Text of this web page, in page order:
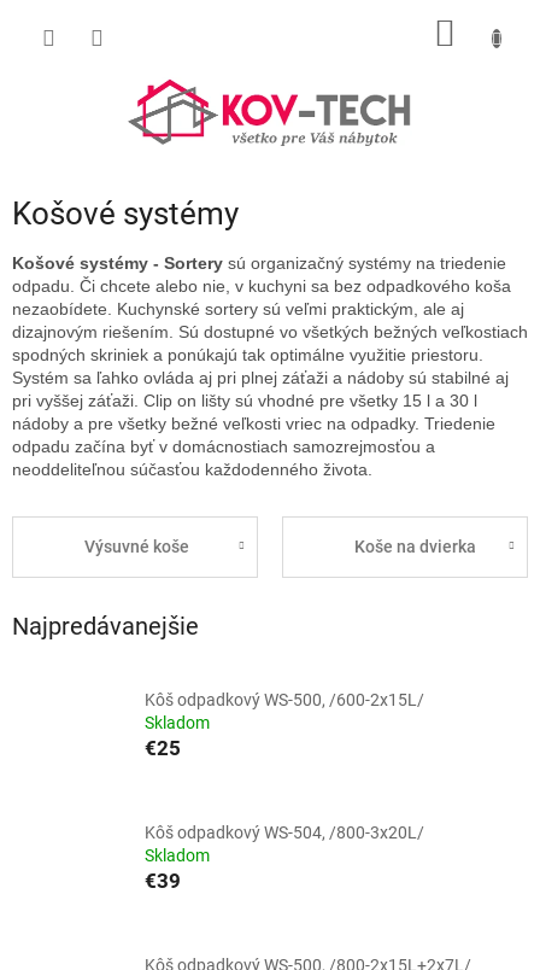
Košové systémy
Košové systémy - Sortery sú organizačný systémy na triedenie
odpadu. Či chcete alebo nie, v kuchyni sa bez odpadkového koša
nezaobídete. Kuchynské sortery sú veľmi praktickým, ale aj
dizajnovým riešením. Sú dostupné vo všetkých bežných veľkostiach
spodných skriniek a ponúkajú tak optimálne využitie priestoru.
Systém sa ľahko ovláda aj pri plnej záťaži a nádoby sú stabilné aj
pri vyššej záťaži. Clip on lišty sú vhodné pre všetky 15 l a 30 l
nádoby a pre všetky bežné veľkosti vriec na odpadky. Triedenie
odpadu začína byť v domácnostiach samozrejmosťou a
neoddeliteľnou súčasťou každodenného života.
Výsuvné koše Koše na dvierka
Najpredávanejšie
Kôš odpadkový WS-500, /600-2x15L/
Skladom
€25
Kôš odpadkový WS-504, /800-3x20L/
Skladom
€39
Kôš odpadkový WS-500, /800-2x15L+2x7L/